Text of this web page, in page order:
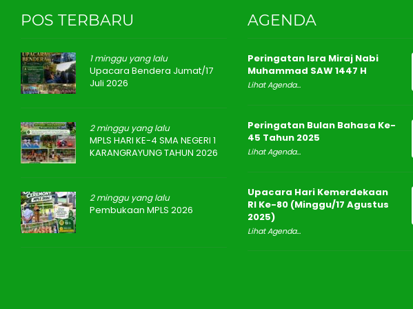
POS TERBARU
1 minggu yang lalu
Upacara Bendera Jumat/17
Juli 2026
2 minggu yang lalu
MPLS HARI KE-4 SMA NEGERI 1
KARANGRAYUNG TAHUN 2026
2 minggu yang lalu
Pembukaan MPLS 2026
AGENDA
Peringatan Isra Miraj Nabi
Muhammad SAW 1447 H
Lihat Agenda...
Peringatan Bulan Bahasa Ke-
45 Tahun 2025
Lihat Agenda...
Upacara Hari Kemerdekaan
RI Ke-80 (Minggu/17 Agustus
2025)
Lihat Agenda...